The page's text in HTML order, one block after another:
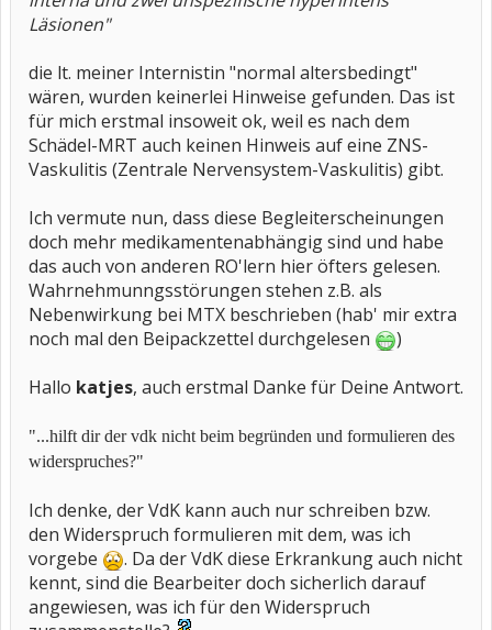
Läsionen"
die lt. meiner Internistin "normal altersbedingt"
wären, wurden keinerlei Hinweise gefunden. Das ist
für mich erstmal insoweit ok, weil es nach dem
Schädel-MRT auch keinen Hinweis auf eine ZNS-
Vaskulitis (Zentrale Nervensystem-Vaskulitis) gibt.
Ich vermute nun, dass diese Begleiterscheinungen
doch mehr medikamentenabhängig sind und habe
das auch von anderen RO'lern hier öfters gelesen.
Wahrnehmunngsstörungen stehen z.B. als
Nebenwirkung bei MTX beschrieben (hab' mir extra
noch mal den Beipackzettel durchgelesen
)
Hallo katjes, auch erstmal Danke für Deine Antwort.
"...hilft dir der vdk nicht beim begründen und formulieren des
widerspruches?"
Ich denke, der VdK kann auch nur schreiben bzw.
den Widerspruch formulieren mit dem, was ich
vorgebe
. Da der VdK diese Erkrankung auch nicht
kennt, sind die Bearbeiter doch sicherlich darauf
angewiesen, was ich für den Widerspruch